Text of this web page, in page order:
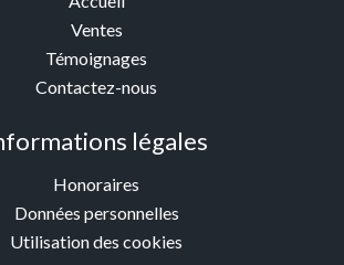
Ventes
Témoignages
Contactez-nous
légales
Honoraires
Données personnelles
Utilisation des cookies